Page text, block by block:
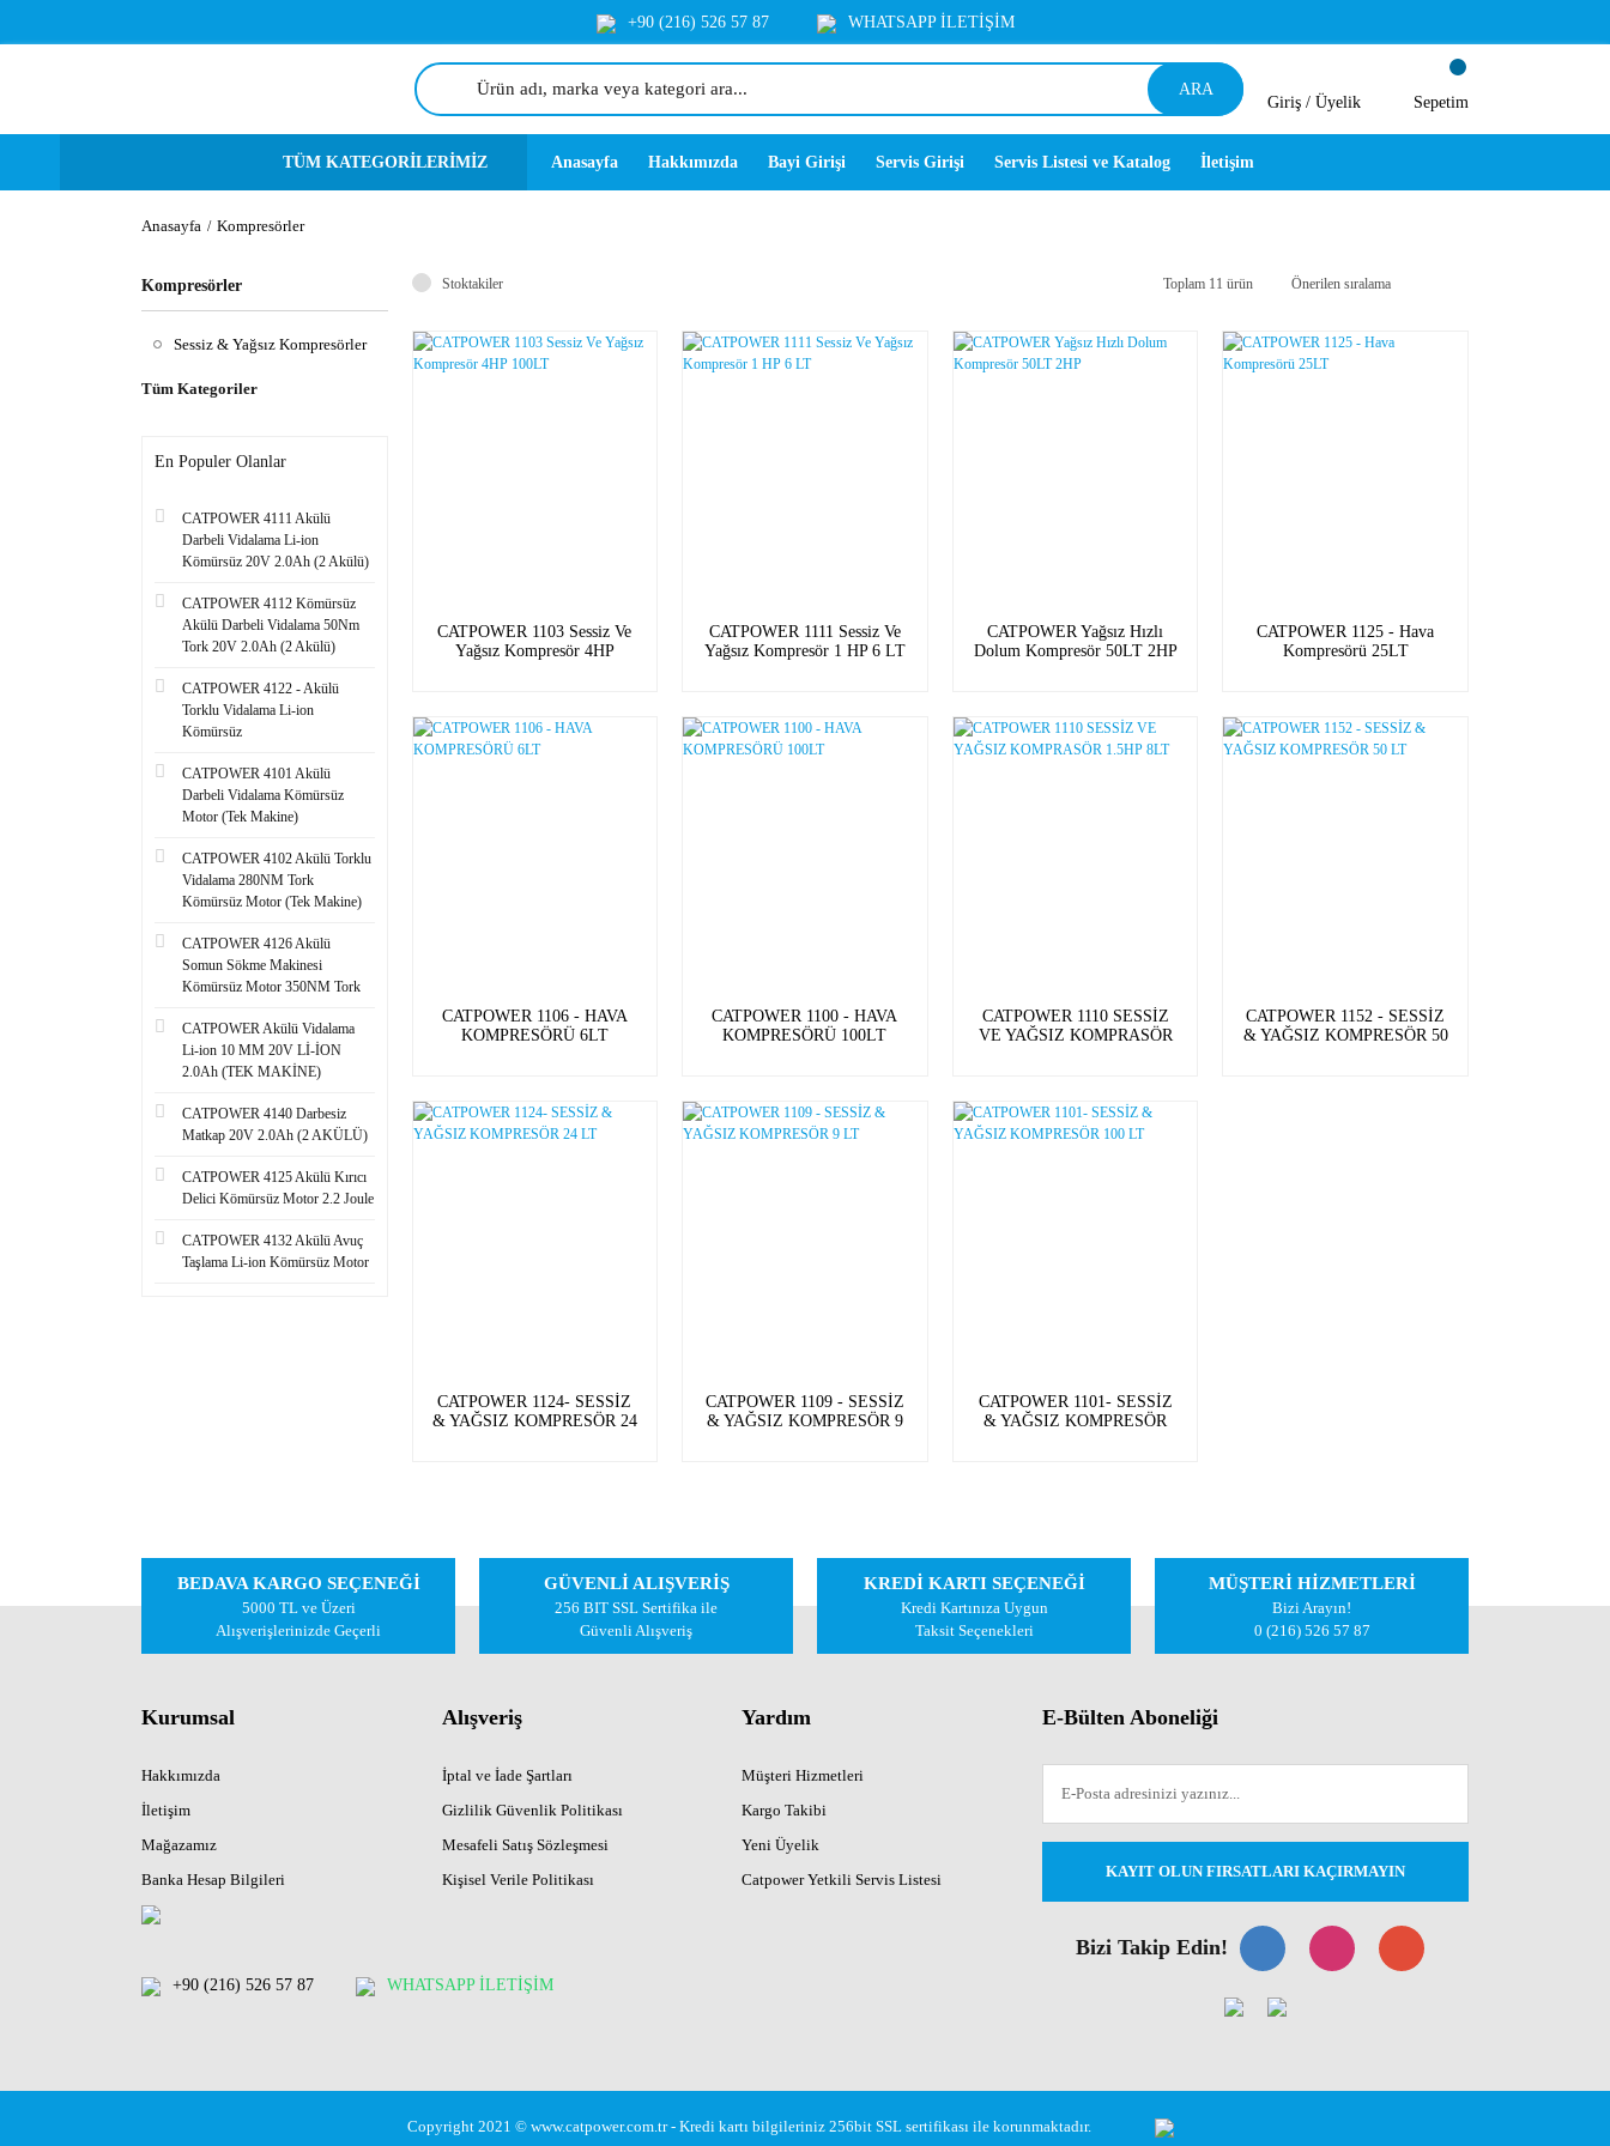
+90 (216) 526 57 87 WHATSAPP İLETİŞİM
ARA
Giriş / Üyelik Sepetim
TÜM KATEGORİLERİMİZ Anasayfa Hakkımızda Bayi Girişi Servis Girişi Servis Listesi ve Katalog İletişim
Anasayfa Kompresörler
Kompresörler
Sessiz & Yağsız Kompresörler
Tüm Kategoriler
En Populer Olanlar
CATPOWER 4111 Akülü
Darbeli Vidalama Li-ion
Kömürsüz 20V 2.0Ah (2 Akülü)
CATPOWER 4112 Kömürsüz
Akülü Darbeli Vidalama 50Nm
Tork 20V 2.0Ah (2 Akülü)
CATPOWER 4122 - Akülü
Torklu Vidalama Li-ion
Kömürsüz
CATPOWER 4101 Akülü
Darbeli Vidalama Kömürsüz
Motor (Tek Makine)
CATPOWER 4102 Akülü Torklu
Vidalama 280NM Tork
Kömürsüz Motor (Tek Makine)
CATPOWER 4126 Akülü
Somun Sökme Makinesi
Kömürsüz Motor 350NM Tork
CATPOWER Akülü Vidalama
Li-ion 10 MM 20V Lİ-İON
2.0Ah (TEK MAKİNE)
CATPOWER 4140 Darbesiz
Matkap 20V 2.0Ah (2 AKÜLÜ)
CATPOWER 4125 Akülü Kırıcı
Delici Kömürsüz Motor 2.2 Joule
CATPOWER 4132 Akülü Avuç
Taşlama Li-ion Kömürsüz Motor
Stoktakiler Toplam 11 ürün
CATPOWER 1103 Sessiz Ve
Yağsız Kompresör 4HP
CATPOWER 1111 Sessiz Ve
Yağsız Kompresör 1 HP 6 LT
CATPOWER Yağsız Hızlı
Dolum Kompresör 50LT 2HP
CATPOWER 1125 - Hava
Kompresörü 25LT
CATPOWER 1106 - HAVA
KOMPRESÖRÜ 6LT
CATPOWER 1100 - HAVA
KOMPRESÖRÜ 100LT
CATPOWER 1110 SESSİZ
VE YAĞSIZ KOMPRASÖR
CATPOWER 1152 - SESSİZ
& YAĞSIZ KOMPRESÖR 50
CATPOWER 1124- SESSİZ
& YAĞSIZ KOMPRESÖR 24
CATPOWER 1109 - SESSİZ
& YAĞSIZ KOMPRESÖR 9
CATPOWER 1101- SESSİZ
& YAĞSIZ KOMPRESÖR
BEDAVA KARGO SEÇENEĞİ
5000 TL ve Üzeri
Alışverişlerinizde Geçerli
GÜVENLİ ALIŞVERİŞ
256 BIT SSL Sertifika ile
Güvenli Alışveriş
KREDİ KARTI SEÇENEĞİ
Kredi Kartınıza Uygun
Taksit Seçenekleri
MÜŞTERİ HİZMETLERİ
Bizi Arayın!
0 (216) 526 57 87
Kurumsal
Hakkımızda
İletişim
Mağazamız
Banka Hesap Bilgileri
Alışveriş
İptal ve İade Şartları
Gizlilik Güvenlik Politikası
Mesafeli Satış Sözleşmesi
Kişisel Verile Politikası
Yardım
Müşteri Hizmetleri
Kargo Takibi
Yeni Üyelik
Catpower Yetkili Servis Listesi
+90 (216) 526 57 87 WHATSAPP İLETİŞİM
E-Bülten Aboneliği
KAYIT OLUN FIRSATLARI KAÇIRMAYIN
Bizi Takip Edin!
Copyright 2021 © www.catpower.com.tr - Kredi kartı bilgileriniz 256bit SSL sertifikası ile korunmaktadır.